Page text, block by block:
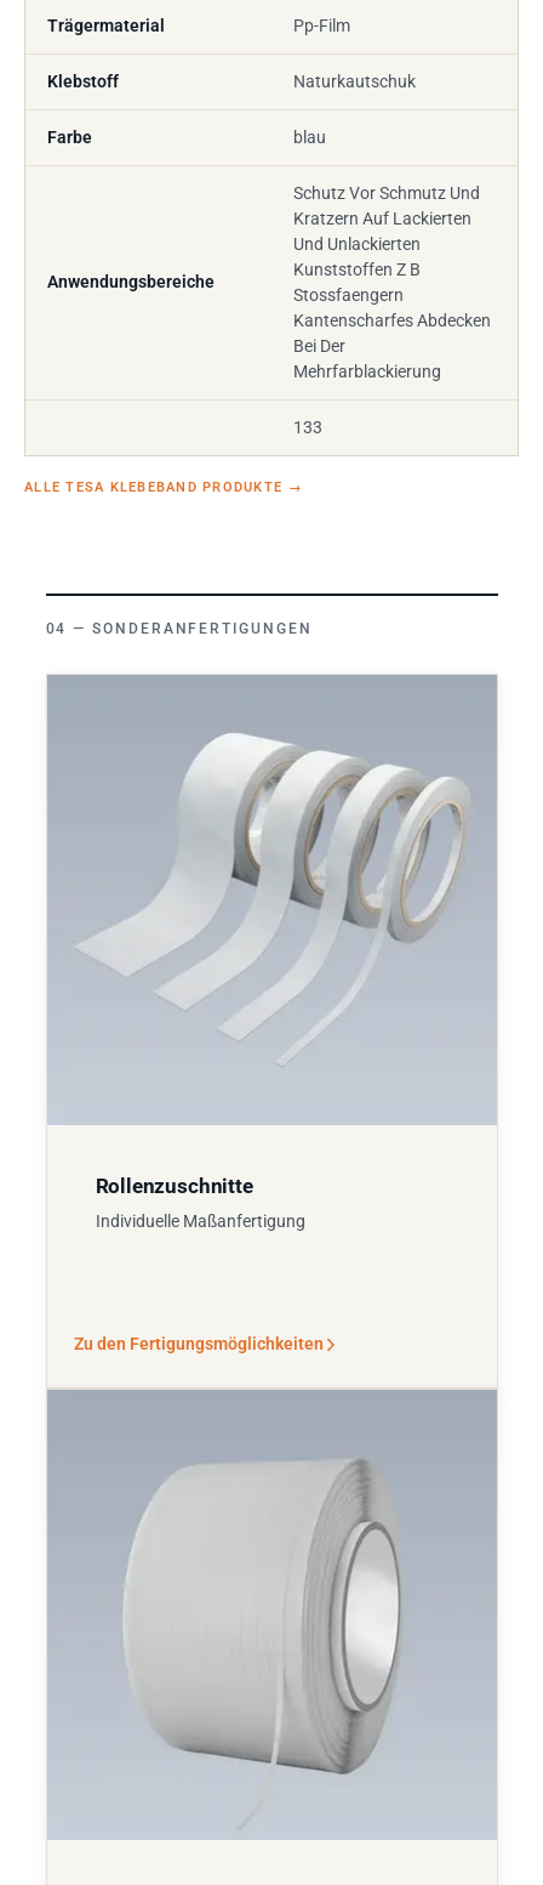
Trägermaterial Pp-Film
Klebstoff Naturkautschuk
Farbe blau
Anwendungsbereiche
Schutz Vor Schmutz Und
Kratzern Auf Lackierten
Und Unlackierten
Kunststoffen Z B
Stossfaengern
Kantenscharfes Abdecken
Bei Der
Mehrfarblackierung
133
ALLE TESA KLEBEBAND PRODUKTE →
SONDERANFERTIGUNGEN
Rollenzuschnitte
Individuelle Maßanfertigung
Zu den Fertigungsmöglichkeiten